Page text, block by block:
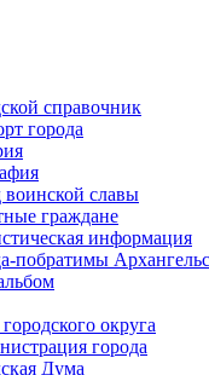
справочник
города
воинской славы
граждане
информация
побратимы
округа
города
Дума